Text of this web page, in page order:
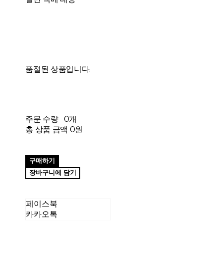
품절된 상품입니다.
주문 수량
0개
총 상품 금액 0원
구매하기
장바구니에 담기
페이스북
카카오톡